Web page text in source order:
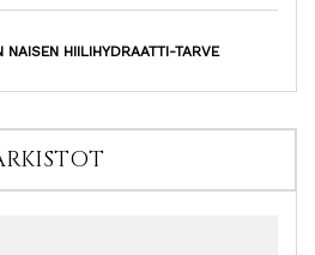
HIILIHYDRAATTI-TARVE